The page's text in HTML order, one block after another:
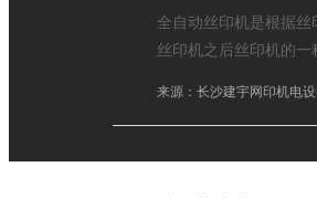
全自动丝印机是根据
丝印机之后丝印机的一
来源：长沙建宇网印机电